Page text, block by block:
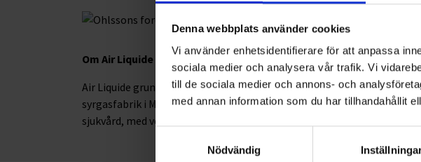
Denna webbplats använder cookies
Vi använder enhetsidentifierare för att anpassa
sociala medier och analysera vår trafik. Vi
till de sociala medier och annons- och
med annan information som du har tillhandahållit
Nödvändig
Om Air Liquide
Air Liquide grundades i Frankrike 1902 och etablerade sig på den
syrgasfabrik i Malmö. Idag är Air Liquide världsledande inom gas,
sjukvård, med verksamhet i 72 länder och 67 000 anställda.